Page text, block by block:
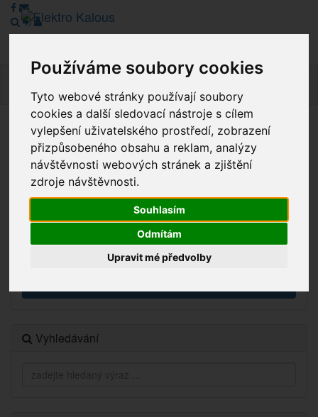
Používáme soubory cookies
Tyto webové stránky používají soubory
cookies a další sledovací nástroje s cílem
vylepšení uživatelského prostředí, zobrazení
přizpůsobeného obsahu a reklam, analýzy
návštěvnosti webových stránek a zjištění
zdroje návštěvnosti.
Souhlasím
Odmítám
Upravit mé předvolby
Vážení zákazníci, v tuto chvíli je Náš internetový obchod v
režimu Katalogu. Objednávky on-line nyní nelze vyřídit.
Děkujeme za pochopení.
Výprodej
Vyhledávání